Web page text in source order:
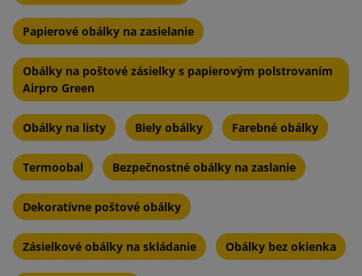
Papierové obálky na zasielanie
Obálky na poštové zásielky s papierovým polstrovaním
Airpro Green
Obálky na listy Biely obálky Farebné obálky
Termoobal Bezpečnostné obálky na zaslanie
Dekoratívne poštové obálky
Zásielkové obálky na skládanie Obálky bez okienka